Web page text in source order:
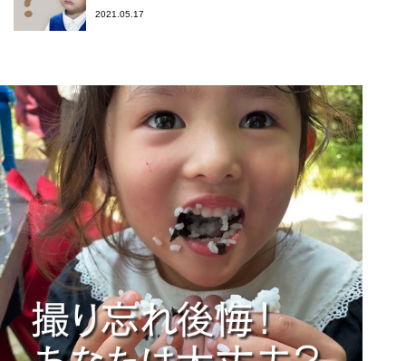
2021.05.17